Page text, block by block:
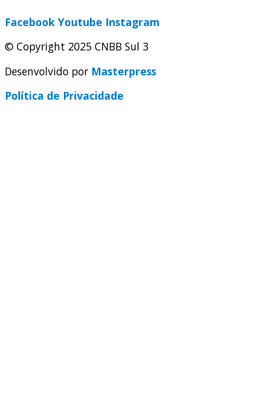
Facebook Youtube Instagram
© Copyright 2025 CNBB Sul 3
Desenvolvido por Masterpress
Política de Privacidade